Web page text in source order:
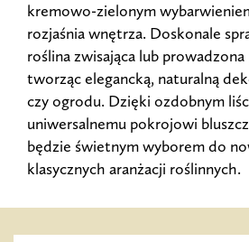
kremowo-zielonym
rozjaśnia wnętrza. Doskonale
roślina zwisająca lub
tworząc elegancką, naturalną
czy ogrodu. Dzięki ozdobnym
uniwersalnemu pokrojowi
będzie świetnym wyborem do
klasycznych aranżacji roślinnych.